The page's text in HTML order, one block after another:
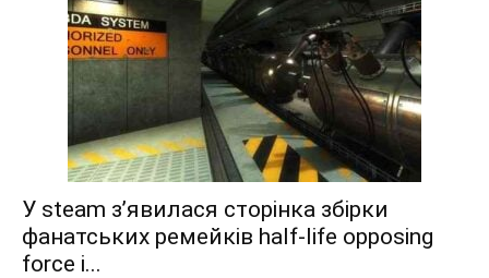
У steam з’явилася сторінка збірки
фанатських ремейків half-life opposing
force і...